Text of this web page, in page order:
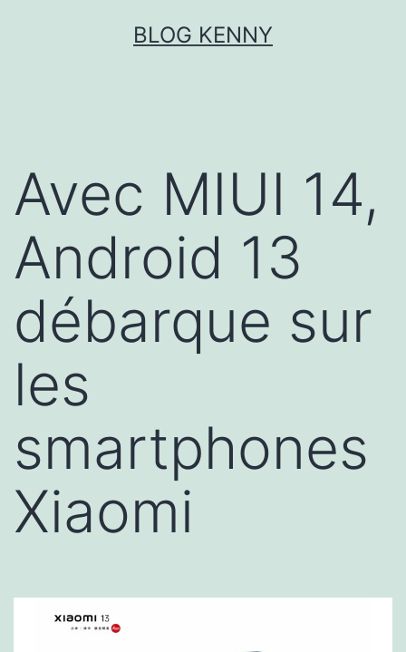
BLOG KENNY
Avec MIUI 14,
Android 13
débarque sur
les
smartphones
Xiaomi